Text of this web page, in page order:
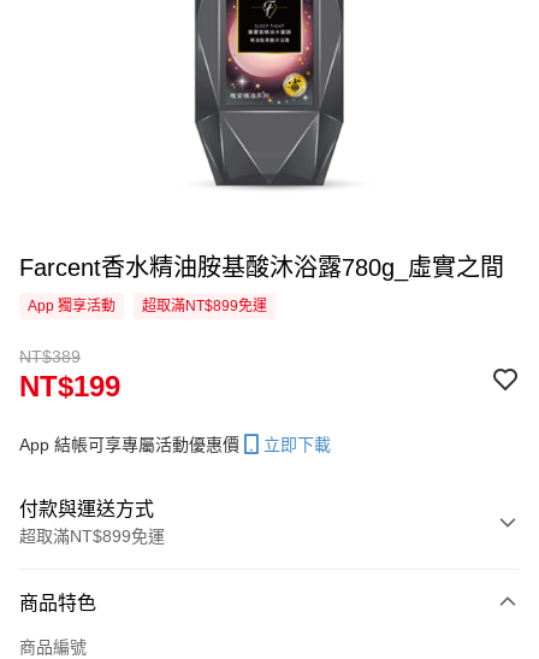
Farcent香水精油胺基酸沐浴露780g_虛實之間
App 獨享活動 超取滿NT$899免運
NT$389
NT$199
App 結帳可享專屬活動優惠價 立即下載
付款與運送方式
超取滿NT$899免運
信用卡一次付款
商品特色
商品編號